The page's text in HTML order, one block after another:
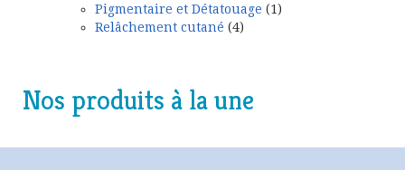
Pigmentaire et Détatouage (1)
Relâchement cutané (4)
Nos produits à la une